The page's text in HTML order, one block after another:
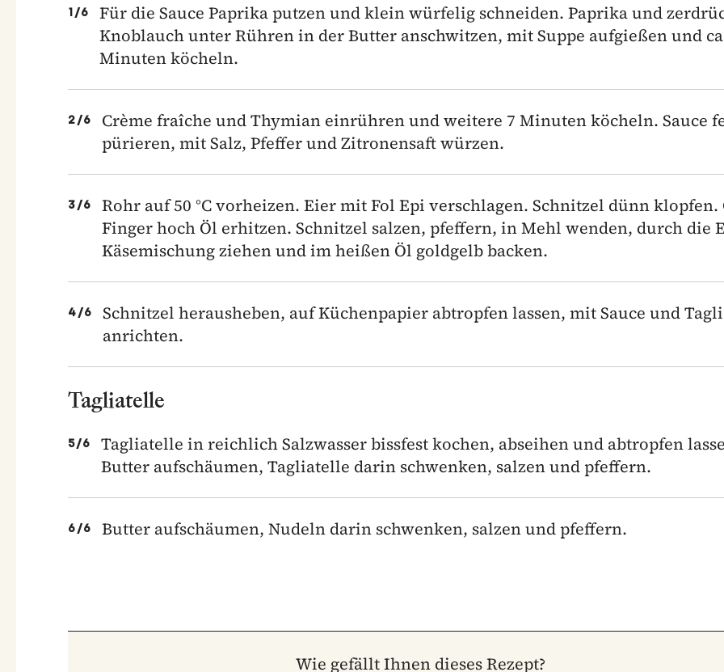
1/6
Für die Sauce Paprika putzen und klein würfelig schneiden. Paprika und
Knoblauch unter Rühren in der Butter anschwitzen, mit Suppe aufgießen und
Minuten köcheln.
2/6
Crème fraîche und Thymian einrühren und weitere 7 Minuten köcheln. Sauce
pürieren, mit Salz, Pfeffer und Zitronensaft würzen.
3/6
Rohr auf 50 °C vorheizen. Eier mit Fol Epi verschlagen. Schnitzel dünn klopfen.
Finger hoch Öl erhitzen. Schnitzel salzen, pfeffern, in Mehl wenden, durch die
Käsemischung ziehen und im heißen Öl goldgelb backen.
4/6
Schnitzel herausheben, auf Küchenpapier abtropfen lassen, mit Sauce und
anrichten.
Tagliatelle
5/6
Tagliatelle in reichlich Salzwasser bissfest kochen, abseihen und abtropfen
Butter aufschäumen, Tagliatelle darin schwenken, salzen und pfeffern.
6/6 Butter aufschäumen, Nudeln darin schwenken, salzen und pfeffern.
Wie gefällt Ihnen dieses Rezept?